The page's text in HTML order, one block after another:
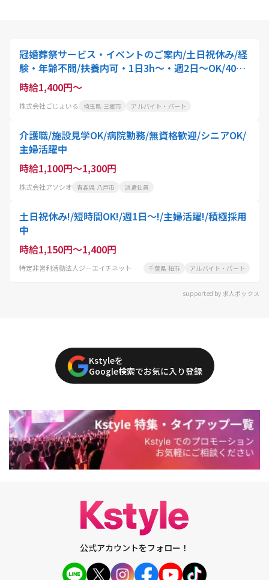
冠婚葬祭サービス・イベントのご案内/土日祝休み/経
験・年齢不問/扶養内可・1日3h～・週2日～OK/40
代・50代活躍中!専業主婦の期間が長く仕事ブランク
がある方も全く
時給1,400円～
株式会社ごじょいる 埼玉県 三郷市 アルバイト・パート
介護職/施設見学OK/病院勤務/無資格歓迎/シニアOK/
主婦活躍中
時給1,100円～1,300円
株式会社アソシオ 青森県 八戸市 派遣社員
土日祝休み!/短時間OK!/週1日～!/主婦活躍!/積極採用
中
時給1,150円～1,400円
特定非営利活動法人ジーエイチネットワーク 居宅ケアサービス和気あいあい 千葉県 柏市 アルバイト・パート
supported by 求人ボックス
Kstyleを
Google検索でお気に入り登録
公式アカウントをフォロー！